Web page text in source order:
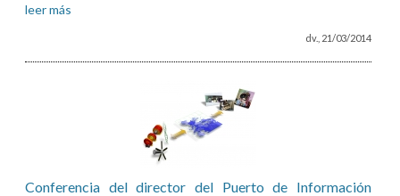
leer más
dv., 21/03/2014
Conferencia del director del Puerto de Información